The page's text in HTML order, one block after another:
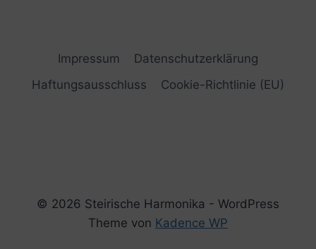
Impressum
Datenschutzerklärung
Haftungsausschluss
Cookie-Richtlinie (EU)
© 2026 Steirische Harmonika - WordPress
Theme von Kadence WP